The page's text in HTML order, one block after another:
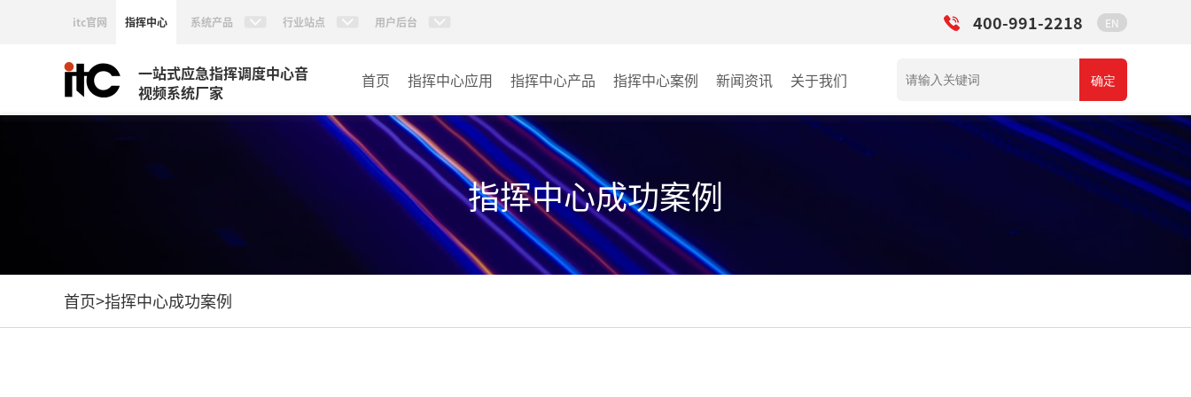
itc官网 指挥中心 系统产品 行业站点 用户后台 400-991-2218 EN
一站式应急指挥调度中心音
视频系统厂家
首页 指挥中心应用 指挥中心产品
KVM坐席管理系统
AI智慧分布式系统
无感调度系统
AI指挥调度系统
指挥中心案例
政府指挥中心
大数据指挥中心
监控指挥中心
新闻资讯 关于我们 确定
指挥中心成功案例
首页>指挥中心成功案例